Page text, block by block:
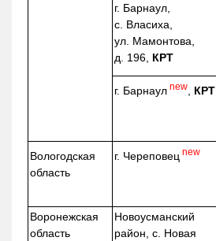
г. Барнаул,
с. Власиха,
ул. Мамонтова,
д. 196, КРТ
г. Барнаул new КРТ
Вологодская
область
г. Череповец new
Воронежская
область
Новоусманский
район, с. Новая